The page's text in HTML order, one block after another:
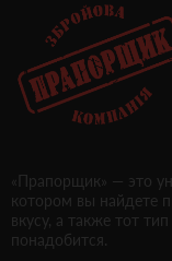
«Прапорщик» — это
котором вы найдете
вкусу, а также тот
понадобится.